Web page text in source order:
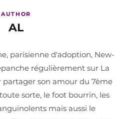
AUTHOR
AL
parisienne d'adoption, New-
régulièrement sur La
partager son amour du 7ème
sorte, le foot bourrin, les
mais aussi le